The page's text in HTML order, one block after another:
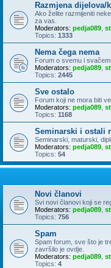
Razmjena dijelova/
Ako želite razmijeniti
za vas.
Moderators: pedja089
Topics: 1333
Nema čega nema
Forum o svemu i
Moderators: pedja089
Topics: 2445
Sve ostalo
Forum koji ne mora biti
Moderators: pedja089
Topics: 1168
Seminarski i ostali
Seminarski, maturski,
Moderators: pedja089
Topics: 54
Novi članovi
Svi novi članovi koji se
Moderators: pedja089
Topics: 756
Spam
Spam forum, sve što je
završilo je ovdje.
Moderators: pedja089
Topics: 4